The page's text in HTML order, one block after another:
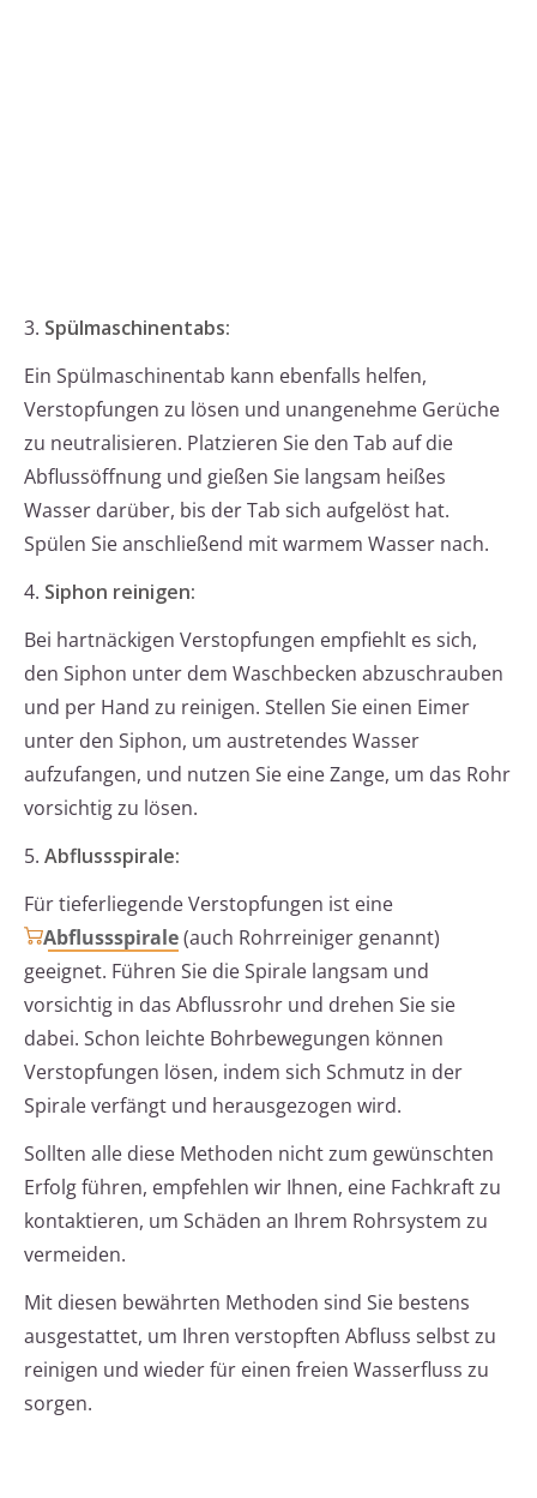
3. Spülmaschinentabs:
Ein Spülmaschinentab kann ebenfalls helfen,
Verstopfungen zu lösen und unangenehme Gerüche
zu neutralisieren. Platzieren Sie den Tab auf die
Abflussöffnung und gießen Sie langsam heißes
Wasser darüber, bis der Tab sich aufgelöst hat.
Spülen Sie anschließend mit warmem Wasser nach.
4. Siphon reinigen:
Bei hartnäckigen Verstopfungen empfiehlt es sich,
den Siphon unter dem Waschbecken abzuschrauben
und per Hand zu reinigen. Stellen Sie einen Eimer
unter den Siphon, um austretendes Wasser
aufzufangen, und nutzen Sie eine Zange, um das Rohr
vorsichtig zu lösen.
5. Abflussspirale:
Für tieferliegende Verstopfungen ist eine
Abflussspirale(auch Rohrreiniger genannt)
geeignet. Führen Sie die Spirale langsam und
vorsichtig in das Abflussrohr und drehen Sie sie
dabei. Schon leichte Bohrbewegungen können
Verstopfungen lösen, indem sich Schmutz in der
Spirale verfängt und herausgezogen wird.
Sollten alle diese Methoden nicht zum gewünschten
Erfolg führen, empfehlen wir Ihnen, eine Fachkraft zu
kontaktieren, um Schäden an Ihrem Rohrsystem zu
vermeiden.
Mit diesen bewährten Methoden sind Sie bestens
ausgestattet, um Ihren verstopften Abfluss selbst zu
reinigen und wieder für einen freien Wasserfluss zu
sorgen.